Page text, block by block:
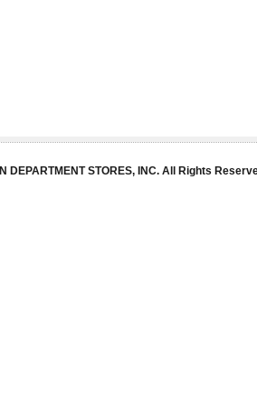
DEPARTMENT STORES, INC. All Rights